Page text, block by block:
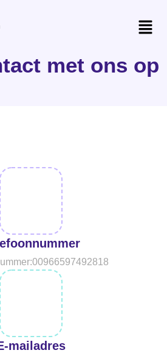
met ons op
mailadres